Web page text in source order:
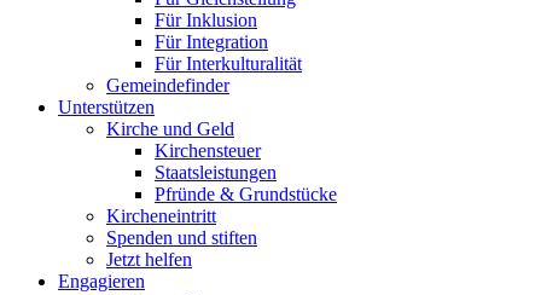
Für Inklusion
Für Integration
Für Interkulturalität
Gemeindefinder
Unterstützen
Kirche und Geld
Kirchensteuer
Staatsleistungen
Pfründe & Grundstücke
Kircheneintritt
Spenden und stiften
Jetzt helfen
Engagieren